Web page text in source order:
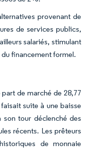
provenant de
de services publics,
salariés, stimulant
financement formel.
de marché de 28,77
suite à une baisse
tour déclenché des
récents. Les prêteurs
de monnaie